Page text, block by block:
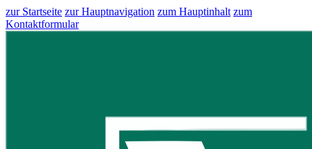
zur Startseite zur Hauptnavigation zum Hauptinhalt zum
Kontaktformular